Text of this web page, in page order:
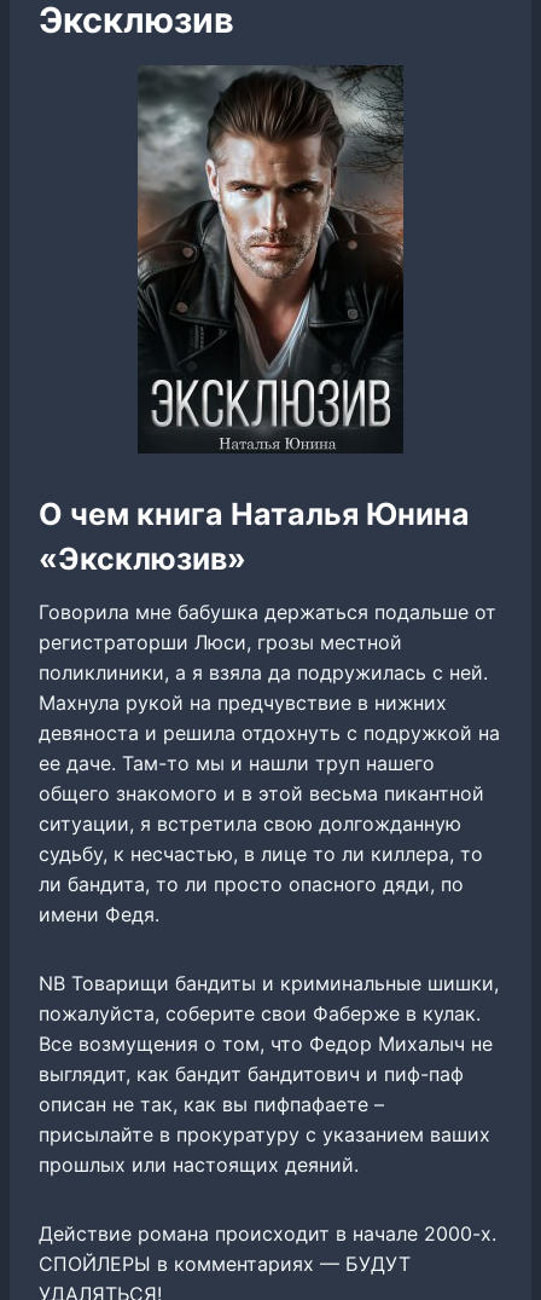
Эксклюзив
О чем книга Наталья Юнина
«Эксклюзив»
Говорила мне бабушка держаться подальше от
регистраторши Люси, грозы местной
поликлиники, а я взяла да подружилась с ней.
Махнула рукой на предчувствие в нижних
девяноста и решила отдохнуть с подружкой на
ее даче. Там-то мы и нашли труп нашего
общего знакомого и в этой весьма пикантной
ситуации, я встретила свою долгожданную
судьбу, к несчастью, в лице то ли киллера, то
ли бандита, то ли просто опасного дяди, по
имени Федя.
NB Товарищи бандиты и криминальные шишки,
пожалуйста, соберите свои Фаберже в кулак.
Все возмущения о том, что Федор Михалыч не
выглядит, как бандит бандитович и пиф-паф
описан не так, как вы пифпафаете –
присылайте в прокуратуру с указанием ваших
прошлых или настоящих деяний.
Действие романа происходит в начале 2000-х.
СПОЙЛЕРЫ в комментариях — БУДУТ
УДАЛЯТЬСЯ!